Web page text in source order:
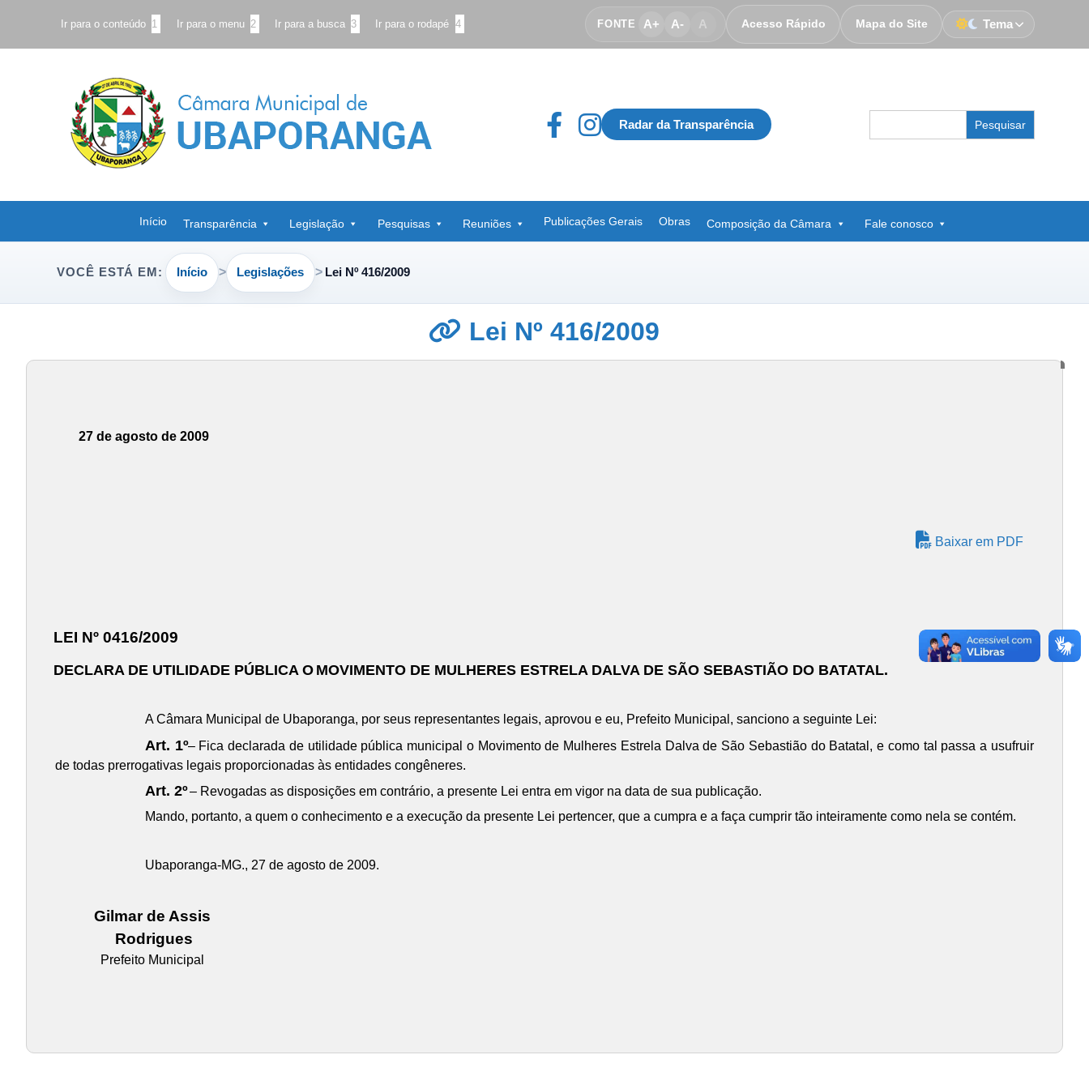
Ir para o conteúdo 1 Ir para o menu 2 Ir para a busca 3 Ir para o rodapé 4 FONTE A+ A- A Acesso Rápido Mapa do Site Tema
Radar da Transparência
for:
Início Transparência Legislação Pesquisas Reuniões Publicações Gerais Obras Composição da Câmara Fale conosco
VOCÊ ESTÁ EM: Início Legislações Lei Nº 416/2009
Lei Nº 416/2009
27 de agosto de 2009
Baixar em PDF
LEI Nº 0416/2009
DECLARA DE UTILIDADE PÚBLICA OMOVIMENTO DE MULHERES ESTRELA DALVA DE SÃO SEBASTIÃO DO BATATAL.
A Câmara Municipal de Ubaporanga, por seus representantes legais, aprovou e eu, Prefeito Municipal, sanciono a seguinte Lei:
Art. 1º– Fica declarada de utilidade pública municipal o Movimento de Mulheres Estrela Dalva de São Sebastião do Batatal, e como tal passa a usufruir
de todas prerrogativas legais proporcionadas às entidades congêneres.
Art. 2º– Revogadas as disposições em contrário, a presente Lei entra em vigor na data de sua publicação.
Mando, portanto, a quem o conhecimento e a execução da presente Lei pertencer, que a cumpra e a faça cumprir tão inteiramente como nela se contém.
Ubaporanga-MG., 27 de agosto de 2009.
Gilmar de Assis
Rodrigues
Prefeito Municipal